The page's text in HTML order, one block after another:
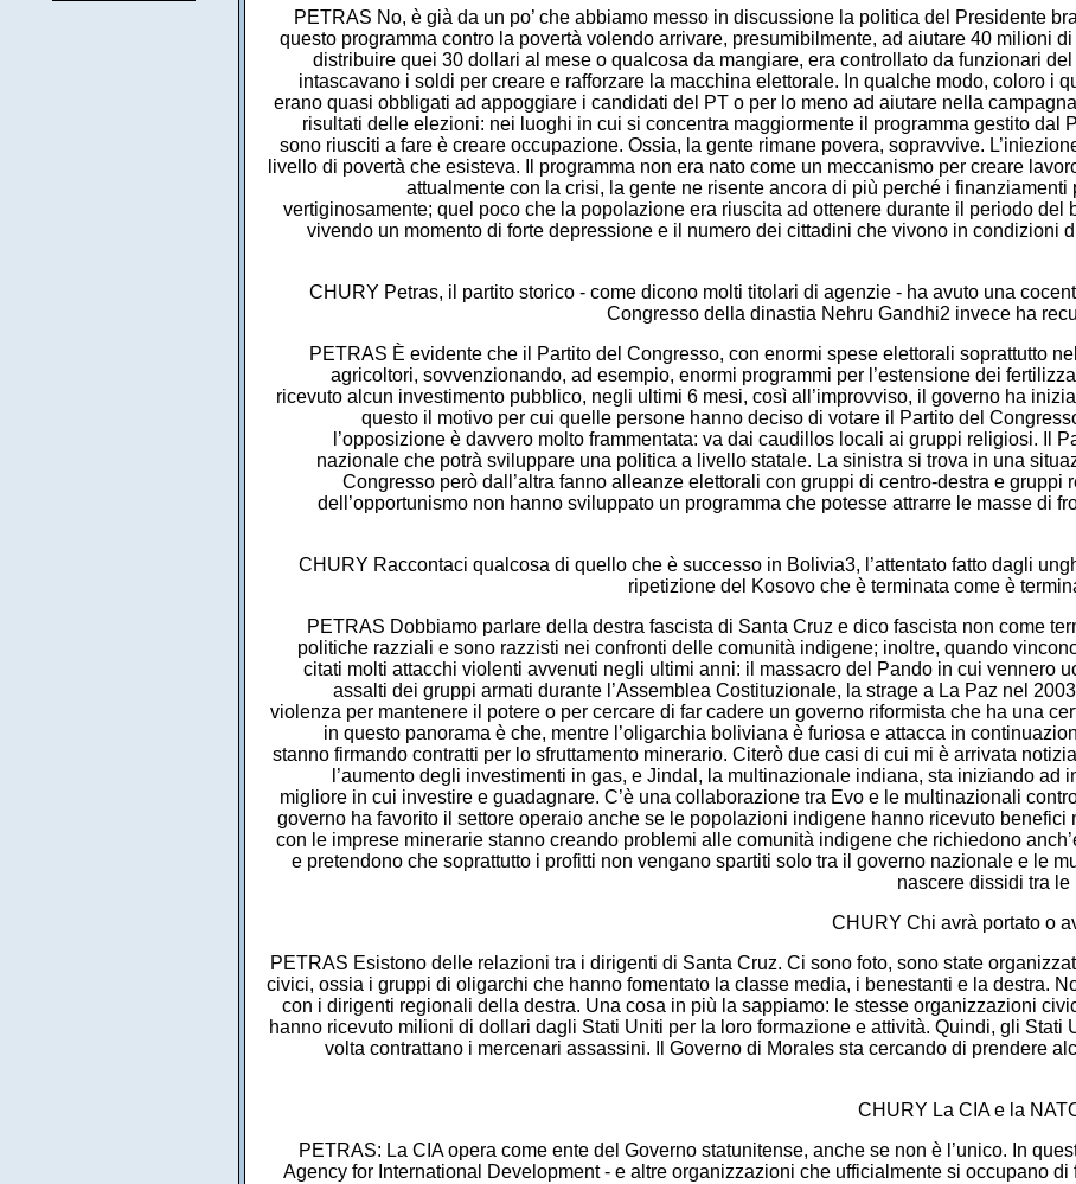
PETRAS No, è già da un po’ che abbiamo messo in discussione la politica del Presidente
questo programma contro la povertà volendo arrivare, presumibilmente, ad aiutare 40 milioni
distribuire quei 30 dollari al mese o qualcosa da mangiare, era controllato da funzionari
intascavano i soldi per creare e rafforzare la macchina elettorale. In qualche modo, coloro i
erano quasi obbligati ad appoggiare i candidati del PT o per lo meno ad aiutare nella
risultati delle elezioni: nei luoghi in cui si concentra maggiormente il programma gestito dal
sono riusciti a fare è creare occupazione. Ossia, la gente rimane povera, sopravvive.
livello di povertà che esisteva. Il programma non era nato come un meccanismo per creare
attualmente con la crisi, la gente ne risente ancora di più perché i
vertiginosamente; quel poco che la popolazione era riuscita ad ottenere durante il periodo del
vivendo un momento di forte depressione e il numero dei cittadini che vivono in condizioni
CHURY Petras, il partito storico - come dicono molti titolari di agenzie - ha avuto una
Congresso della dinastia Nehru Gandhi2 invece ha
PETRAS È evidente che il Partito del Congresso, con enormi spese elettorali soprattutto
agricoltori, sovvenzionando, ad esempio, enormi programmi per l’estensione dei
ricevuto alcun investimento pubblico, negli ultimi 6 mesi, così all’improvviso, il governo ha
questo il motivo per cui quelle persone hanno deciso di votare il Partito del
l’opposizione è davvero molto frammentata: va dai caudillos locali ai gruppi religiosi. Il
nazionale che potrà sviluppare una politica a livello statale. La sinistra si trova in una
Congresso però dall’altra fanno alleanze elettorali con gruppi di centro-destra e
dell’opportunismo non hanno sviluppato un programma che potesse attrarre le masse di
CHURY Raccontaci qualcosa di quello che è successo in Bolivia3, l’attentato fatto dagli
ripetizione del Kosovo che è terminata come è
PETRAS Dobbiamo parlare della destra fascista di Santa Cruz e dico fascista non come
politiche razziali e sono razzisti nei confronti delle comunità indigene; inoltre, quando
citati molti attacchi violenti avvenuti negli ultimi anni: il massacro del Pando in cui vennero
assalti dei gruppi armati durante l’Assemblea Costituzionale, la strage a La Paz nel
violenza per mantenere il potere o per cercare di far cadere un governo riformista che ha una
in questo panorama è che, mentre l’oligarchia boliviana è furiosa e attacca in
stanno firmando contratti per lo sfruttamento minerario. Citerò due casi di cui mi è arrivata
l’aumento degli investimenti in gas, e Jindal, la multinazionale indiana, sta iniziando
migliore in cui investire e guadagnare. C’è una collaborazione tra Evo e le multinazionali
governo ha favorito il settore operaio anche se le popolazioni indigene hanno ricevuto
con le imprese minerarie stanno creando problemi alle comunità indigene che richiedono
e pretendono che soprattutto i profitti non vengano spartiti solo tra il governo nazionale e le
nascere dissidi tra
CHURY Chi avrà portato o
PETRAS Esistono delle relazioni tra i dirigenti di Santa Cruz. Ci sono foto, sono state
civici, ossia i gruppi di oligarchi che hanno fomentato la classe media, i benestanti e la destra.
con i dirigenti regionali della destra. Una cosa in più la sappiamo: le stesse organizzazioni
hanno ricevuto milioni di dollari dagli Stati Uniti per la loro formazione e attività. Quindi, gli
volta contrattano i mercenari assassini. Il Governo di Morales sta cercando di prendere
CHURY La CIA e la
PETRAS: La CIA opera come ente del Governo statunitense, anche se non è l’unico. In
Agency for International Development - e altre organizzazioni che ufficialmente si occupano